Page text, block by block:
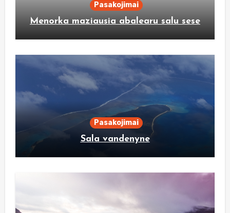
Pasakojimai
Menorka maziausia abalearu salu sese
Pasakojimai
Sala vandenyne